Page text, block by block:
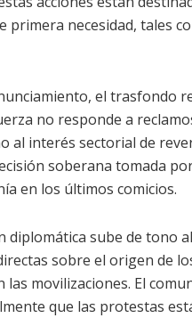
primera necesidad, tales
el trasfondo
no responde a
al interés sectorial de
soberana tomada
en los últimos comicios.
diplomática sube de tono
sobre el origen de
las movilizaciones. El
que las protestas